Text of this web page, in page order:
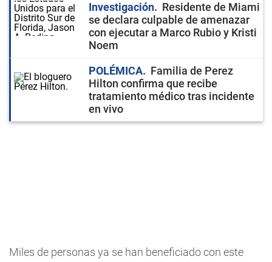
Investigación
Residente de Miami
se declara culpable de amenazar
con ejecutar a Marco Rubio y Kristi
Noem
POLÉMICA
Familia de Perez
Hilton confirma que recibe
tratamiento médico tras incidente
en vivo
Miles de personas ya se han beneficiado con este